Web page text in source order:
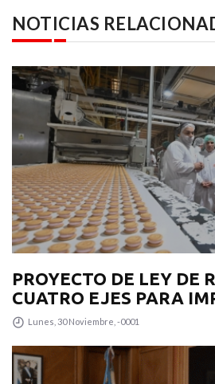
NOTICIAS
PROYECTO DE LEY DE
CUATRO EJES PARA
DESARROLLO
Lunes, 30 Noviembre, -0001